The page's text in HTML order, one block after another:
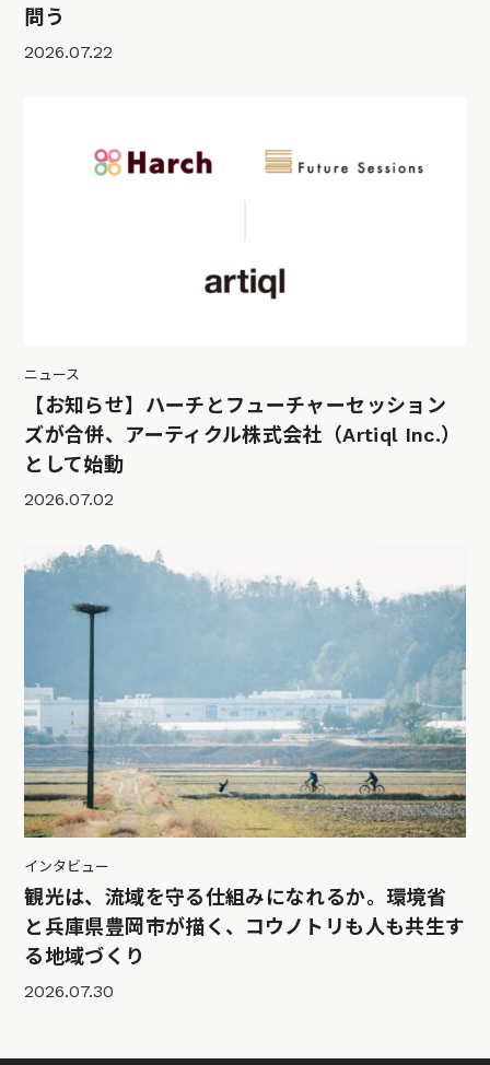
問う
2026.07.22
ニュース
【お知らせ】ハーチとフューチャーセッション
ズが合併、アーティクル株式会社（Artiql Inc.）
として始動
2026.07.02
インタビュー
観光は、流域を守る仕組みになれるか。環境省
と兵庫県豊岡市が描く、コウノトリも人も共生す
る地域づくり
2026.07.30